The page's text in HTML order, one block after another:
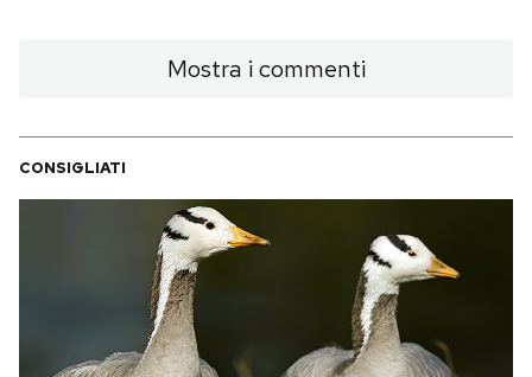
Mostra i commenti
CONSIGLIATI